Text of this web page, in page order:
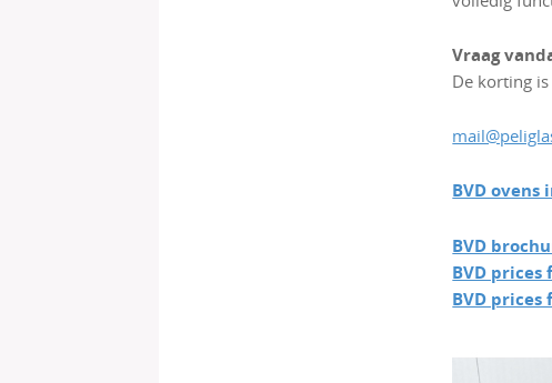
Vraag
De korting
BVD ovens
BVD
BVD prices
BVD prices